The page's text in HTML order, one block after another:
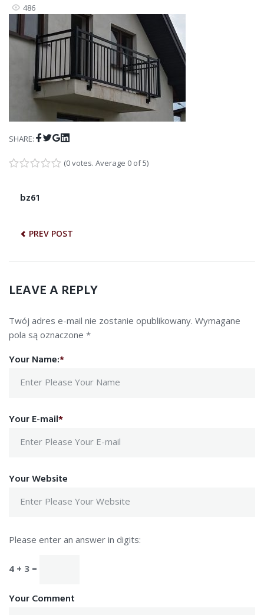
486
SHARE: Facebook
Twitter
Google+
(0 votes. Average 0of 5)
NAWIGACJA
bz61
PREV POST
Previous
LEAVE A REPLY
Twój adres e-mail nie zostanie opublikowany. Wymagane
pola są oznaczone *
Your Name:*
Your E-mail*
Your Website
Please enter an answer in digits:
4 + 3 =
Your Comment